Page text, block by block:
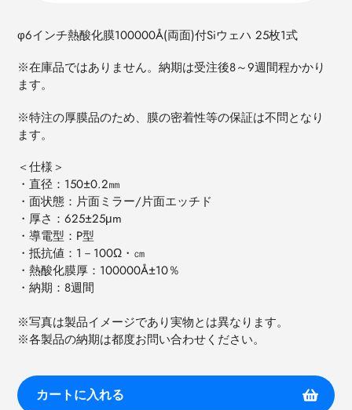
φ6インチ熱酸化膜100000Å(両⾯)付Siウェハ 25枚1式
※在庫品ではありません。納期は受注後8～9週間程かかり
ます。
※特注の厚膜品のため、膜の密着性等の保証は不問となり
ます。
＜仕様＞
・直径： 150±0.2㎜
・面状態：片面ミラー/片面エッチド
・厚さ： 625±25μm
・導電型： P型
・抵抗値： 1 － 100Ω ・㎝
・熱酸化膜厚： 100000Å±10％
・納期： 8週間
※写真は製品イメージであり実物とは異なります。
※各製品の納期は都度お問い合わせください。
カートに入れる